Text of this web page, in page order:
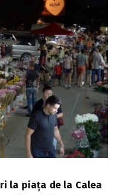
la piața de la Calea